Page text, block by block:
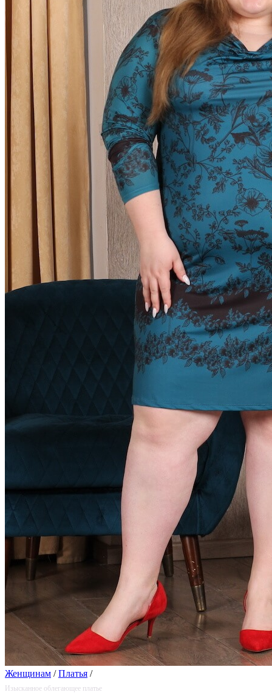
Женщинам / Платья /
Изысканное облегающее платье